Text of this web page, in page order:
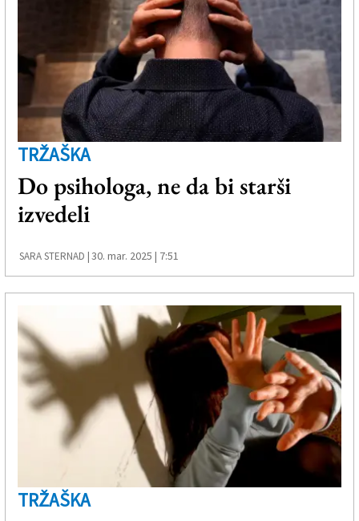
TRŽAŠKA
Do psihologa, ne da bi starši
izvedeli
SARA STERNAD |30. mar. 2025 | 7:51
TRŽAŠKA